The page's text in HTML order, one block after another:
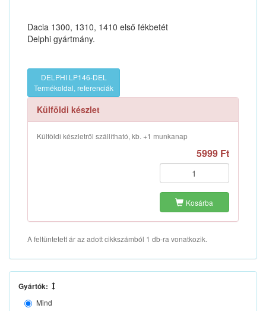
Dacia 1300, 1310, 1410 első fékbetét
Delphi gyártmány.
DELPHI LP146-DEL
Termékoldal, referenciák
Külföldi készlet
Külföldi készletről szállítható, kb. +1 munkanap
5999 Ft
Kosárba
A feltüntetett ár az adott cikkszámból 1 db-ra vonatkozik.
Gyártók:
Mind